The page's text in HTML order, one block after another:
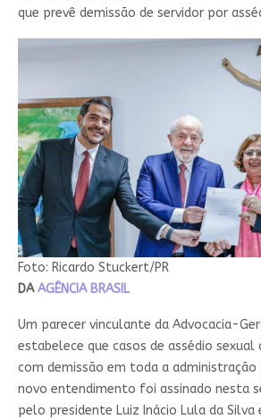
que prevê demissão de servidor por
Foto: Ricardo Stuckert/PR
DAAGÊNCIA BRASIL
Um parecer vinculante da Advocacia-
estabelece que casos de assédio sexual
com demissão em toda a
novo entendimento foi assinado nesta
pelo presidente Luiz Inácio Lula da